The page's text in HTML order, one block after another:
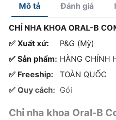
Mô tả Đánh giá
CHỈ NHA KHOA ORAL-B
✅ Xuất xứ:
P&G (Mỹ)
✅ Sản phẩm: HÀNG CHÍNH
✅ Freeship:
TOÀN QUỐC
✅ Quy cách: Gói
Chỉ nha khoa Oral-B